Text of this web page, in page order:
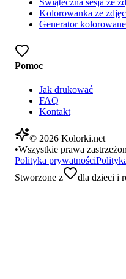
Świąteczna sesja ze
Kolorowanka ze
Generator
Pomoc
Jak drukować
FAQ
Kontakt
© 2026 Kolorki.net
•Wszystkie prawa
Polityka prywatności
Stworzone z
dla dzieci i